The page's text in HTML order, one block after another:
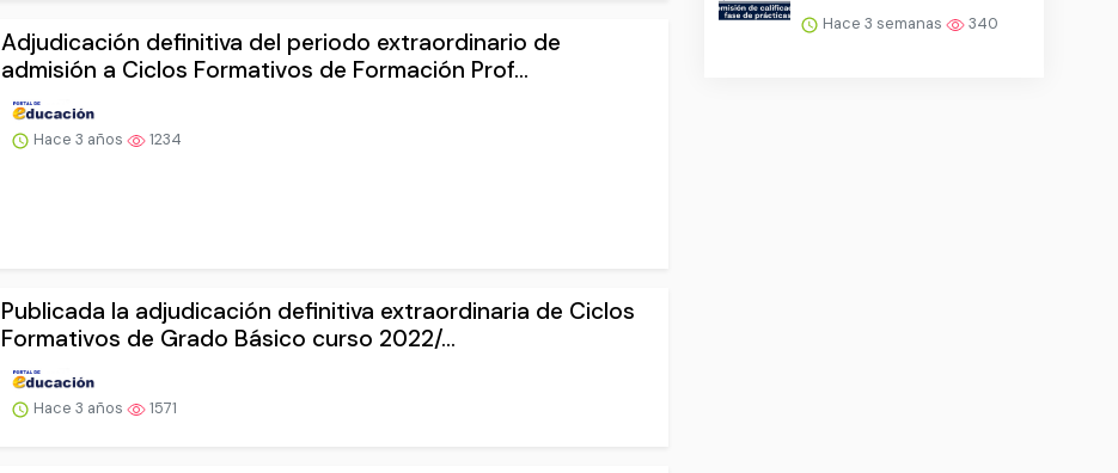
Adjudicación definitiva del periodo extraordinario de
admisión a Ciclos Formativos de Formación Prof...
Hace 3 años 1234
Publicada la adjudicación definitiva extraordinaria de Ciclos
Formativos de Grado Básico curso 2022/...
Hace 3 años 1571
Hace 3 semanas 340